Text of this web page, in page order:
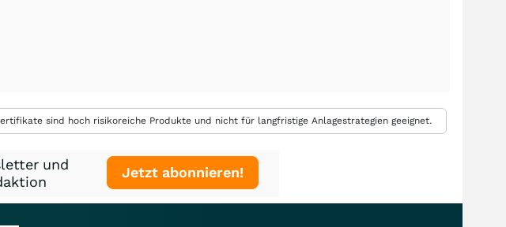
sind hoch risikoreiche Produkte und nicht für langfristige Anlagestrategien geeignet.
und
Jetzt abonnieren!